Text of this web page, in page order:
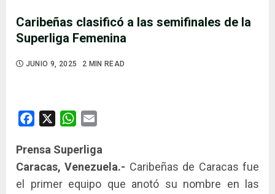
Caribeñas clasificó a las semifinales de la
Superliga Femenina
JUNIO 9, 2025 2 MIN READ
Facebook WhatsApp
Prensa Superliga
Caracas, Venezuela.- Caribeñas de Caracas fue
el primer equipo que anotó su nombre en las